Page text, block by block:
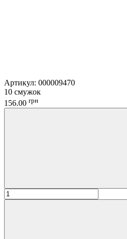
Артикул: 000009470
10 смужок
156.00 грн